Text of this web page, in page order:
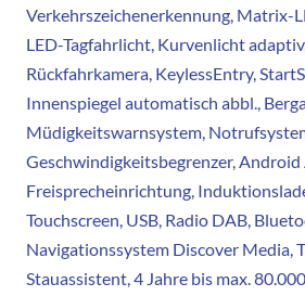
Verkehrszeichenerkennung, Matrix-
LED-Tagfahrlicht, Kurvenlicht
Rückfahrkamera, KeylessEntry,
Innenspiegel automatisch abbl.,
Müdigkeitswarnsystem,
Geschwindigkeitsbegrenzer,
Freisprecheinrichtung,
Touchscreen, USB, Radio DAB,
Navigationssystem Discover Media,
Stauassistent, 4 Jahre bis max.